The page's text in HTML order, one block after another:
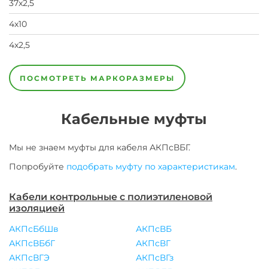
37х2,5
4х10
4х2,5
4х4,0
4х6,0
5х2,5
7х10
7х2,5
7х4,0
7х6,0
ПОСМОТРЕТЬ МАРКОРАЗМЕРЫ
Кабельные муфты
Мы не знаем муфты для кабеля АКПсВБГ.
Попробуйте подобрать муфту по характеристикам.
Кабели контрольные с полиэтиленовой
изоляцией
АКПсБбШв
АКПсВБ
АКПсВБбГ
АКПсВГ
АКПсВГЭ
АКПсВГз